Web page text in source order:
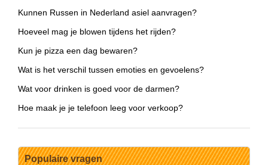
Kunnen Russen in Nederland asiel aanvragen?
Hoeveel mag je blowen tijdens het rijden?
Kun je pizza een dag bewaren?
Wat is het verschil tussen emoties en gevoelens?
Wat voor drinken is goed voor de darmen?
Hoe maak je je telefoon leeg voor verkoop?
Populaire vragen